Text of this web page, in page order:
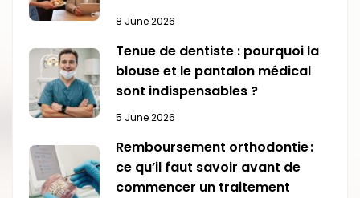
8 June 2026
Tenue de dentiste : pourquoi la
blouse et le pantalon médical
sont indispensables ?
5 June 2026
Remboursement orthodontie :
ce qu’il faut savoir avant de
commencer un traitement